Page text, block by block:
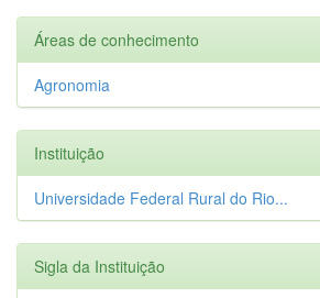
Áreas de conhecimento
Agronomia
Instituição
Universidade Federal Rural do Rio...
Sigla da Instituição